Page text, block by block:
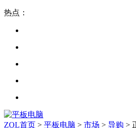
热点：
ZOL首页 > 平板电脑 > 市场 > 导购 >